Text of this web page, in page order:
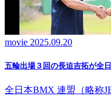
movie 2025.09.20
五輪出場３回の長迫吉拓が全
全日本BMX 連盟（略称